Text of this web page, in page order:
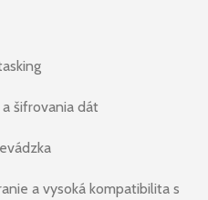
šifrovania dát
a vysoká kompatibilita s